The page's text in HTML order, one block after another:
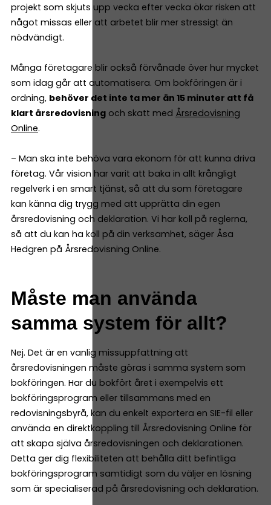
projekt som skjuts upp vecka efter vecka ökar risken att
något missas eller att arbetet blir mer stressigt än
nödvändigt.
Många företagare blir också förvånade över hur mycket
som idag går att automatisera. Om bokföringen är i
ordning, behöver det inte ta mer än 15 minuter att få
klart årsredovisning och skatt med Årsredovisning
Online.
– Man ska inte behöva vara ekonom för att kunna driva
företag. Vår vision har varit att baka in allt krångligt
regelverk i en smart tjänst, så att du som företagare
kan känna dig trygg med att upprätta din egen
årsredovisning och deklaration. Vi har koll på reglerna,
så att du kan ha koll på din verksamhet, säger Åsa
Hedgren på Årsredovisning Online.
Måste man använda
samma system för allt?
Nej. Det är en vanlig missuppfattning att
årsredovisningen måste göras i samma system som
bokföringen. Har du bokfört året i exempelvis ett
bokföringsprogram eller tillsammans med en
redovisningsbyrå, kan du enkelt exportera en SIE-fil eller
använda en direktkoppling till Årsredovisning Online för
att skapa själva årsredovisningen och deklarationen.
Detta ger dig flexibiliteten att behålla ditt befintliga
bokföringsprogram samtidigt som du väljer en lösning
som är specialiserad på årsredovisning och deklaration.